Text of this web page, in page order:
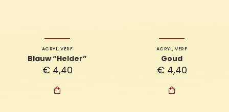
ACRYL,VERF
Blauw “Helder”
€4,40

ACRYL,VERF
Goud
€4,40
